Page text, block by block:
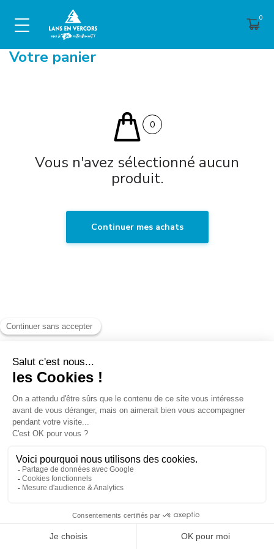
Votre panier
0
Vous n'avez sélectionné aucun
produit.
Continuer mes achats
Contacts
04 76 95 43 04
Moyens de paiement